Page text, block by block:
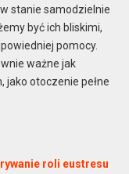
stanie samodzielnie
być ich bliskimi,
pomocy.
ważne jak
jako otoczenie pełne
roli eustresu